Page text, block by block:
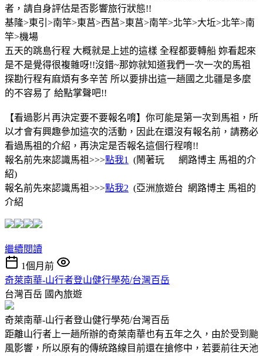
者，請自身評估是否影響旅行狀態!!
基隆>東引>南竿>東莒>西莒>東莒>南竿>北竿>大坵>北竿>南
竿>機場
五天的跳島行程 大概就是上述的這樣 全程都要轉船 妳看起來
是不是覺得很複雜呀!!沒錯~那妳就知道我們一次一次的馬祖
探勘行程有麻煩有多辛苦 所以要排出這一趟國之北疆是多麼
的不容易了 給點掌聲吧!!
【看過影片再決定要不要報名唷】你可能是第一次到馬祖，所
以才會有興趣參加這次的活動，因此在還沒有報名前，請務必
看過馬祖的介紹，再決定是否報名這個行程唷!!
報名前先來認識馬祖>>>點我1
(鬧著玩 網路博主 馬祖的介
紹)
報名前先來認識馬祖>>>點我2 (亞洲旅遊台 網路博主 馬祖的
介紹
繼續閱讀
1個月前
奇萊南華-山行者登山健行學苑/台灣百岳
台灣百岳 國內旅遊
奇萊南華-山行者登山健行學苑/台灣百岳
距離山行者上一趟所辦的奇萊南華也有五年之久，由於受到颱
風影響，所以原有的傳統路線目前還在搶修中，若要前往天池